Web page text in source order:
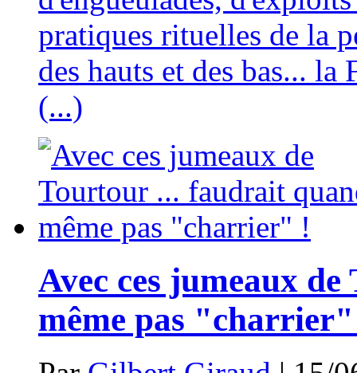
pratiques rituelles de la
des hauts et des bas...
(...)
Avec ces jumeaux
même pas